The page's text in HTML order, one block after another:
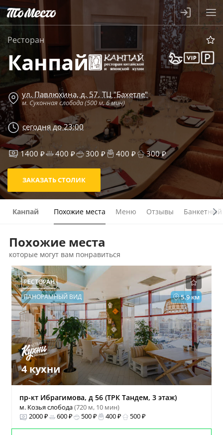
Ресторан
Канпай
ул. Павлюхина, д. 57, ТЦ "Бахетле"
м. Суконная слобода (500 м, 6 мин)
сегодня до 23:00
1400 ₽ 400 ₽ 300 ₽ 400 ₽ 300 ₽
ЗАКАЗАТЬ СТОЛИК
Канпай Похожие места Меню Отзывы Банкетный
Похожие места
которые могут вам понравиться
РЕСТОРАН
5.9 км
ПАНОРАМНЫЙ ВИД
4 кухни
пр-кт Ибрагимова, д 56 (ТРК Тандем, 3 этаж)
м. Козья слобода(720 м, 10 мин)
2000 ₽
600 ₽ 500 ₽ 400 ₽ 500 ₽